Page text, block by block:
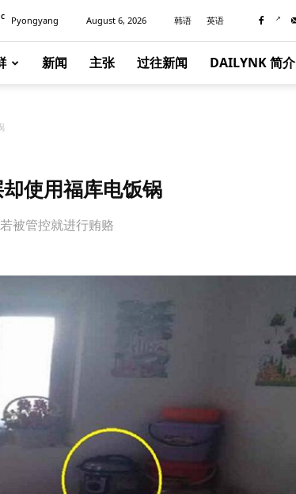
C Pyongyang August 6, 2026 韩语 英语
新闻 主张 过往新闻 DAILYNK 简介
使用福库电饭锅
被管控就进行贿赂